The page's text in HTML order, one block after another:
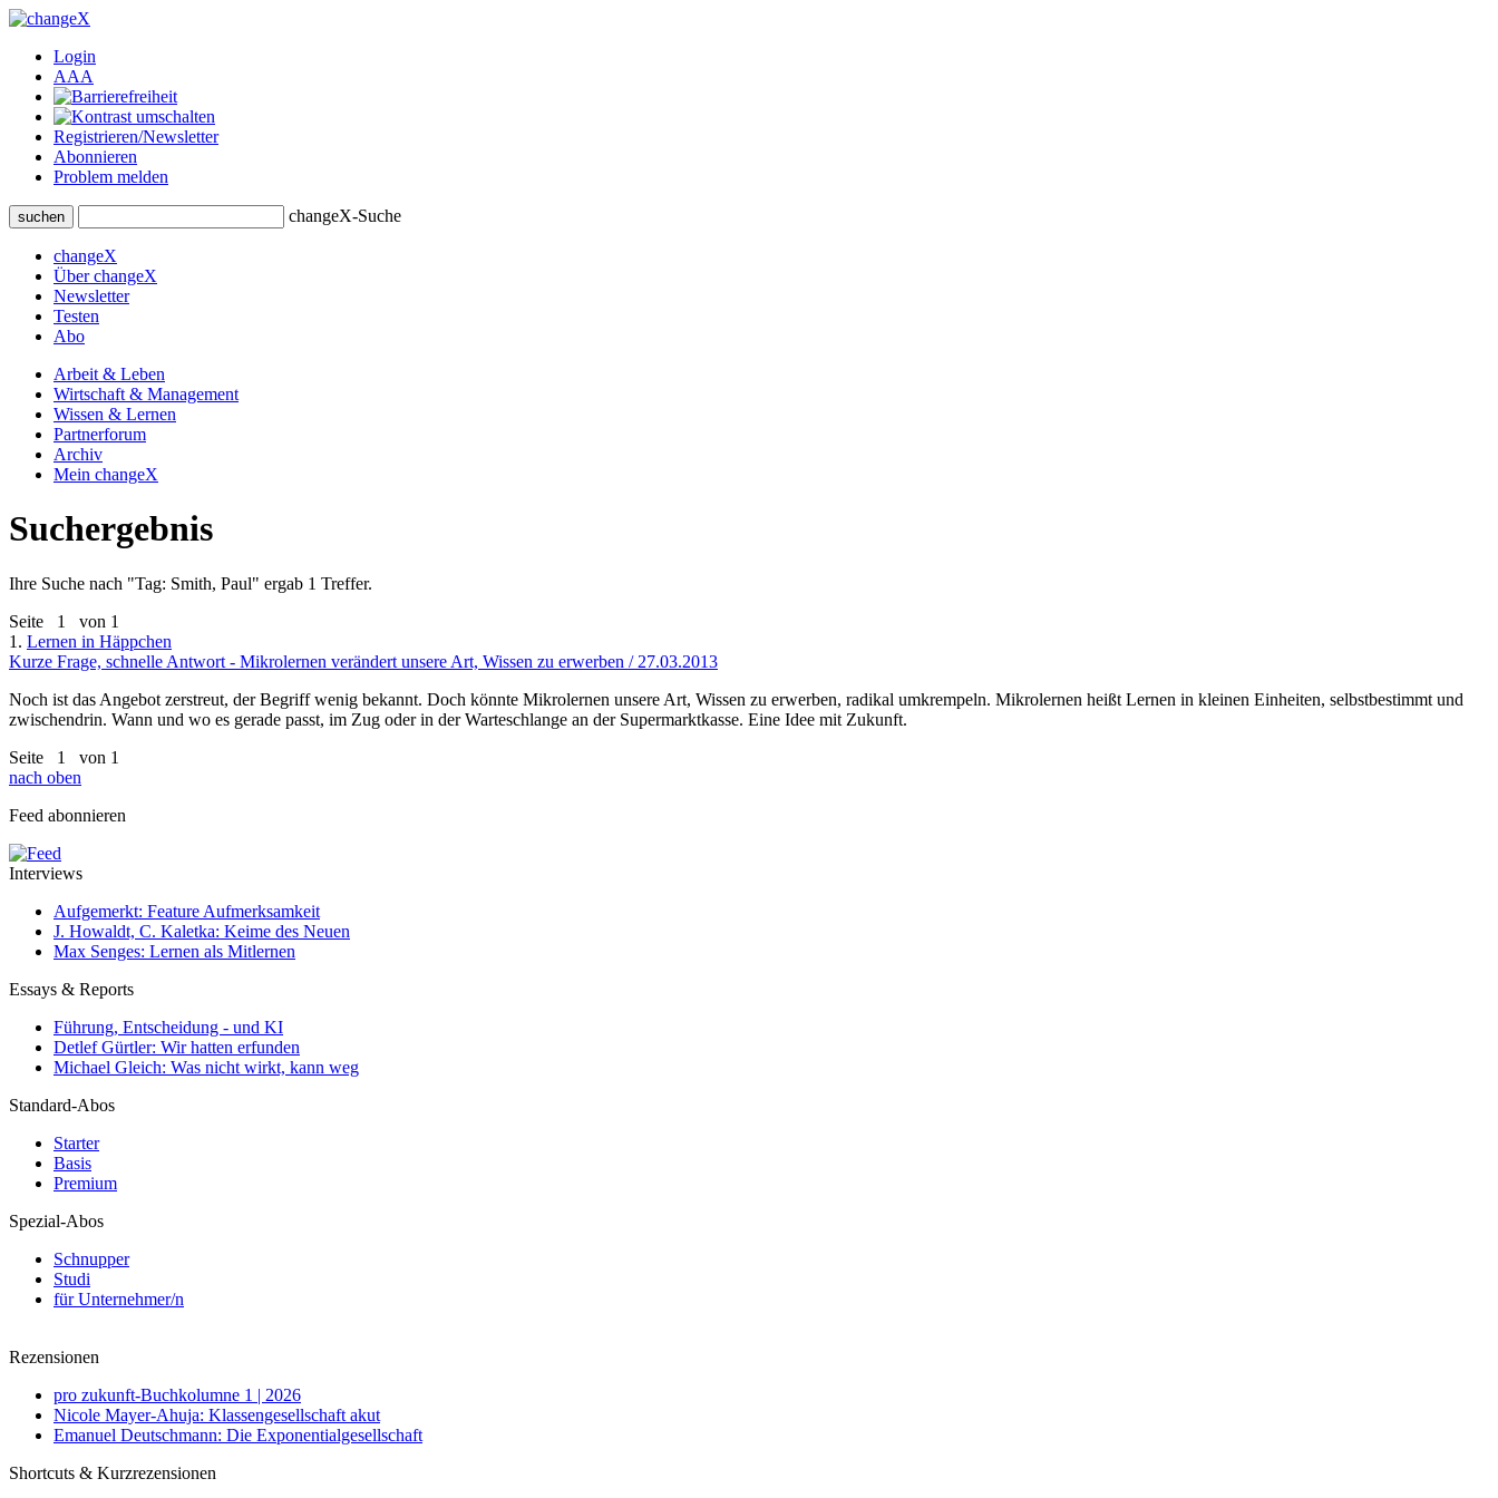
Login
AAA
Registrieren/Newsletter
Abonnieren
Problem melden
suchen changeX-Suche
changeX
Über changeX
Newsletter
Testen
Abo
Arbeit & Leben
Wirtschaft & Management
Wissen & Lernen
Partnerforum
Archiv
Mein changeX
Suchergebnis
Ihre Suche nach "Tag: Smith, Paul" ergab 1 Treffer.
Seite 1
von 1
1. Lernen in Häppchen
Kurze Frage, schnelle Antwort - Mikrolernen verändert unsere Art, Wissen zu erwerben / 27.03.2013
Noch ist das Angebot zerstreut, der Begriff wenig bekannt. Doch könnte Mikrolernen unsere Art, Wissen zu erwerben, radikal umkrempeln. Mikrolernen heißt Lernen in kleinen Einheiten, selbstbestimmt und
zwischendrin. Wann und wo es gerade passt, im Zug oder in der Warteschlange an der Supermarktkasse. Eine Idee mit Zukunft.
Seite 1
von 1
nach oben
Feed abonnieren
Interviews
Aufgemerkt: Feature Aufmerksamkeit
J. Howaldt, C. Kaletka: Keime des Neuen
Max Senges: Lernen als Mitlernen
Essays & Reports
Führung, Entscheidung - und KI
Detlef Gürtler: Wir hatten erfunden
Michael Gleich: Was nicht wirkt, kann weg
Standard-Abos
Starter
Basis
Premium
Spezial-Abos
Schnupper
Studi
für Unternehmer/n
Rezensionen
pro zukunft-Buchkolumne 1 | 2026
Nicole Mayer-Ahuja: Klassengesellschaft akut
Emanuel Deutschmann: Die Exponentialgesellschaft
Shortcuts & Kurzrezensionen